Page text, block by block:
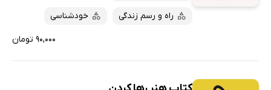
راه و رسم زندگی خودشناسی
۹۰,۰۰۰ تومان